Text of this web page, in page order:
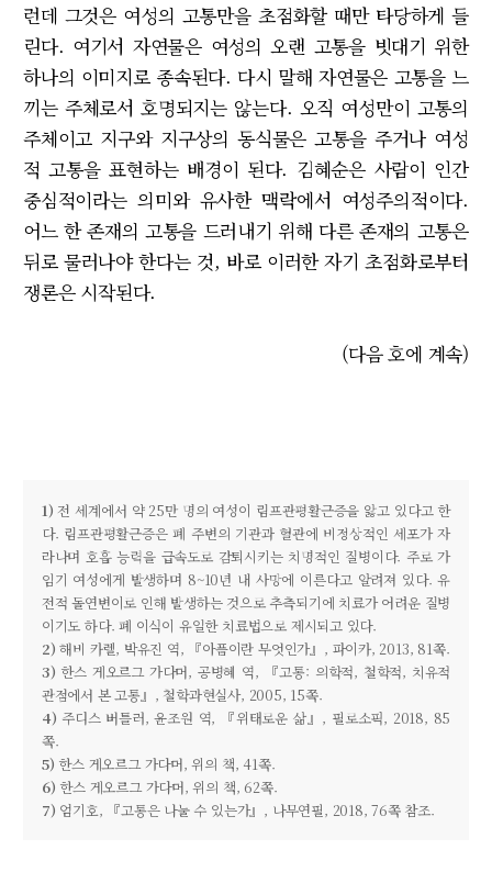
런데 그것은 여성의 고통만을 초점화할 때만 타당하게 들
린다. 여기서 자연물은 여성의 오랜 고통을 빗대기 위한
하나의 이미지로 종속된다. 다시 말해 자연물은 고통을 느
끼는 주체로서 호명되지는 않는다. 오직 여성만이 고통의
주체이고 지구와 지구상의 동식물은 고통을 주거나 여성
적 고통을 표현하는 배경이 된다. 김혜순은 사람이 인간
중심적이라는 의미와 유사한 맥락에서 여성주의적이다.
어느 한 존재의 고통을 드러내기 위해 다른 존재의 고통은
뒤로 물러나야 한다는 것, 바로 이러한 자기 초점화로부터
쟁론은 시작된다.
(다음 호에 계속)
1) 전 세계에서 약 25만 명의 여성이 림프관평활근증을 앓고 있다고 한
다. 림프관평활근증은 폐 주변의 기관과 혈관에 비정상적인 세포가 자
라나며 호흡 능력을 급속도로 감퇴시키는 치명적인 질병이다. 주로 가
임기 여성에게 발생하며 8~10년 내 사망에 이른다고 알려져 있다. 유
전적 돌연변이로 인해 발생하는 것으로 추측되기에 치료가 어려운 질병
이기도 하다. 폐 이식이 유일한 치료법으로 제시되고 있다.
2) 해비 카렐, 박유진 역, 『아픔이란 무엇인가』, 파이카, 2013, 81쪽.
3) 한스 게오르그 가다머, 공병혜 역, 『고통: 의학적, 철학적, 치유적
관점에서 본 고통』, 철학과현실사, 2005, 15쪽.
4) 주디스 버틀러, 윤조원 역, 『위태로운 삶』, 필로소픽, 2018, 85
쪽.
5) 한스 게오르그 가다머, 위의 책, 41쪽.
6) 한스 게오르그 가다머, 위의 책, 62쪽.
7) 엄기호, 『고통은 나눌 수 있는가』, 나무연필, 2018, 76쪽 참조.